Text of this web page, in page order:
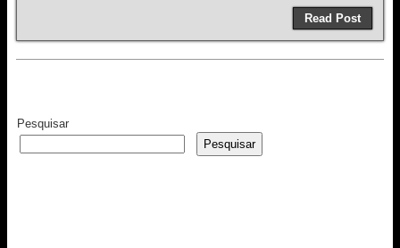
Read Post
Pesquisar
Pesquisar